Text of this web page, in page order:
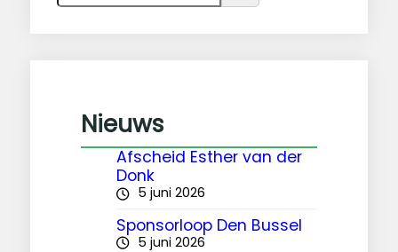
o
Nieuws
Afscheid Esther van der
Donk
5 juni 2026
Sponsorloop Den Bussel
5 juni 2026